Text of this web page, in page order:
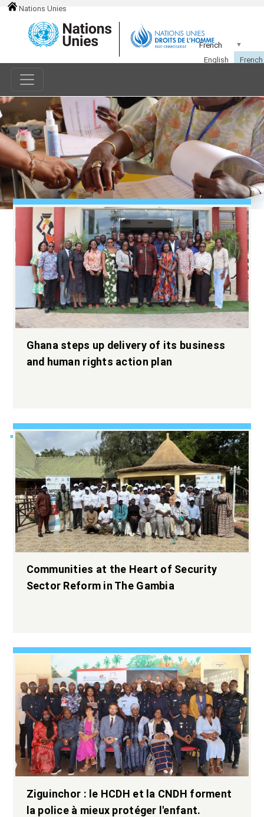
Nations Unies
Ghana steps up delivery of its business
and human rights action plan
Communities at the Heart of Security
Sector Reform in The Gambia
Ziguinchor : le HCDH et la CNDH forment
la police à mieux protéger l'enfant.